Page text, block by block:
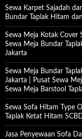
Sewa Karpet Sajadah
Bundar Taplak Hitam
Sewa Meja Kotak Cover
Sewa Meja Bundar
Jakarta
Sewa Meja Bundar
Jakarta | Pusat Sewa
Sewa Meja Barstool
Sewa Sofa Hitam Type
Taplak Ketat Hitam
Jasa Penyewaan Sofa